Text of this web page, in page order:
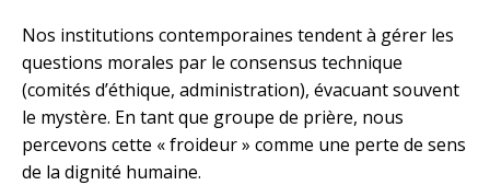
Nos institutions contemporaines tendent à gérer les
questions morales par le consensus technique
(comités d’éthique, administration), évacuant souvent
le mystère. En tant que groupe de prière, nous
percevons cette « froideur » comme une perte de sens
de la dignité humaine.